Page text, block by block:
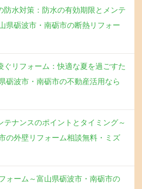
防水対策：防水の有効期限とメンテ
県砺波市・南砺市の断熱リフォー
ぐリフォーム：快適な夏を過ごすた
砺波市・南砺市の不動産活用なら
テナンスのポイントとタイミング～
の外壁リフォーム相談無料・ミズ
ォーム～富山県砺波市・南砺市の